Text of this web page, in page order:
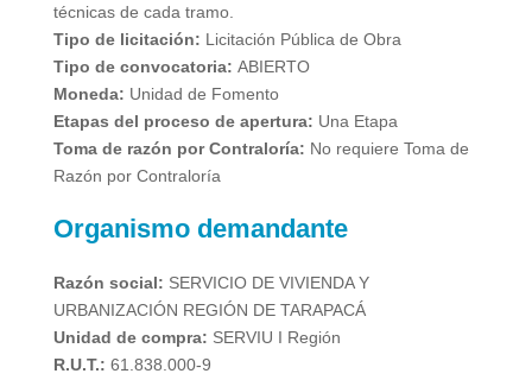
técnicas de cada tramo.
Tipo de licitación: Licitación Pública de Obra
Tipo de convocatoria: ABIERTO
Moneda: Unidad de Fomento
Etapas del proceso de apertura: Una Etapa
Toma de razón por Contraloría: No requiere Toma de
Razón por Contraloría
Organismo demandante
Razón social: SERVICIO DE VIVIENDA Y
URBANIZACIÓN REGIÓN DE TARAPACÁ
Unidad de compra: SERVIU I Región
R.U.T.: 61.838.000-9